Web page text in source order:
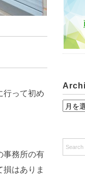
行って初め
事務所の有
はありま
A
h